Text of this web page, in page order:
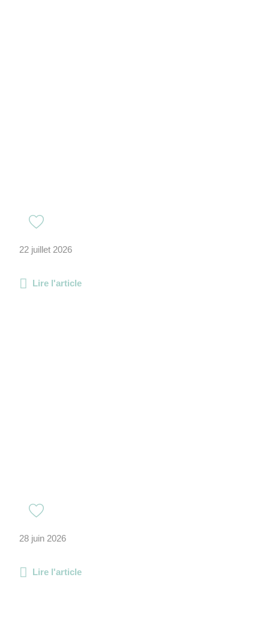
22 juillet 2026
Lire l'article
28 juin 2026
Lire l'article